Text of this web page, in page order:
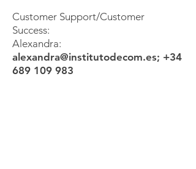
Customer Support/Customer
Success:
Alexandra:
alexandra@institutodecom.es; +34
689 109 983